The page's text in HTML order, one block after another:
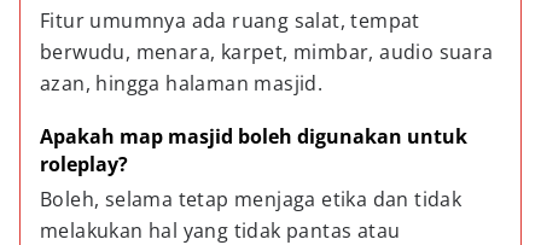
Fitur umumnya ada ruang salat, tempat
berwudu, menara, karpet, mimbar, audio suara
azan, hingga halaman masjid.
Apakah map masjid boleh digunakan untuk
roleplay?
Boleh, selama tetap menjaga etika dan tidak
melakukan hal yang tidak pantas atau